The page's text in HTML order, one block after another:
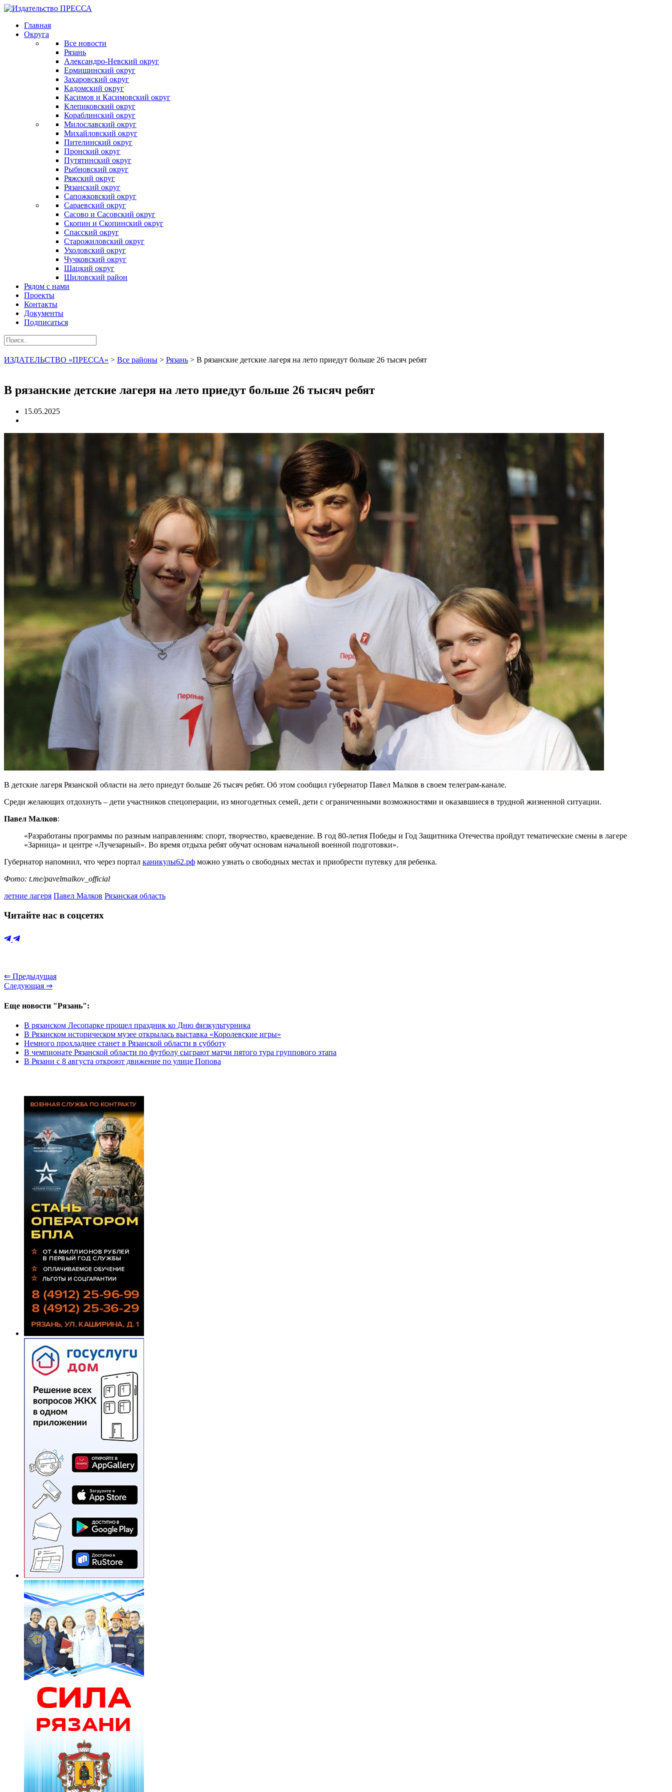
Главная
Округа
Все новости
Рязань
Александро-Невский округ
Ермишинский округ
Захаровский округ
Кадомский округ
Касимов и Касимовский округ
Клепиковский округ
Кораблинский округ
Милославский округ
Михайловский округ
Пителинский округ
Пронский округ
Путятинский округ
Рыбновский округ
Ряжский округ
Рязанский округ
Сапожковский округ
Сараевский округ
Сасово и Сасовский округ
Скопин и Скопинский округ
Спасский округ
Старожиловский округ
Ухоловский округ
Чучковский округ
Шацкий округ
Шиловский район
Рядом с нами
Проекты
Контакты
Документы
Подписаться
ИЗДАТЕЛЬСТВО «ПРЕССА» > Все районы > Рязань > В рязанские детские лагеря на лето приедут больше 26 тысяч ребят
В рязанские детские лагеря на лето приедут больше 26 тысяч ребят
15.05.2025
В детские лагеря Рязанской области на лето приедут больше 26 тысяч ребят. Об этом сообщил губернатор Павел Малков в своем телеграм-канале.
Среди желающих отдохнуть – дети участников спецоперации, из многодетных семей, дети с ограниченными возможностями и оказавшиеся в трудной жизненной ситуации.
Павел Малков:
«Разработаны программы по разным направлениям: спорт, творчество, краеведение. В год 80-летия Победы и Год Защитника Отечества пройдут тематические смены в лагере
«Зарница» и центре «Лучезарный». Во время отдыха ребят обучат основам начальной военной подготовки».
Губернатор напомнил, что через портал каникулы62.рф можно узнать о свободных местах и приобрести путевку для ребенка.
Фото: t.me/pavelmalkov_official
летние лагеря Павел Малков Рязанская область
Читайте нас в соцсетях
⇐ Предыдущая
Следующая ⇒
Еще новости "Рязань":
В рязанском Лесопарке прошел праздник ко Дню физкультурника
В Рязанском историческом музее открылась выставка «Королевские игры»
Немного прохладнее станет в Рязанской области в субботу
В чемпионате Рязанской области по футболу сыграют матчи пятого тура группового этапа
В Рязани с 8 августа откроют движение по улице Попова